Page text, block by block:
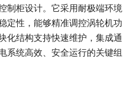
制柜设计。它采用耐极端环境
定性，能够精准调控涡轮机功
化结构支持快速维护，集成通
系统高效、安全运行的关键组